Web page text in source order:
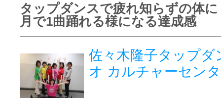
タップダンスで疲れ知らずの体に
月で1曲踊れる様になる達成感
佐々木隆子タップダ
オ カルチャーセン